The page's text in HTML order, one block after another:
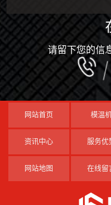
请留下您的信
网站首页 模温
资讯中心 服务优
网站地图 在线留